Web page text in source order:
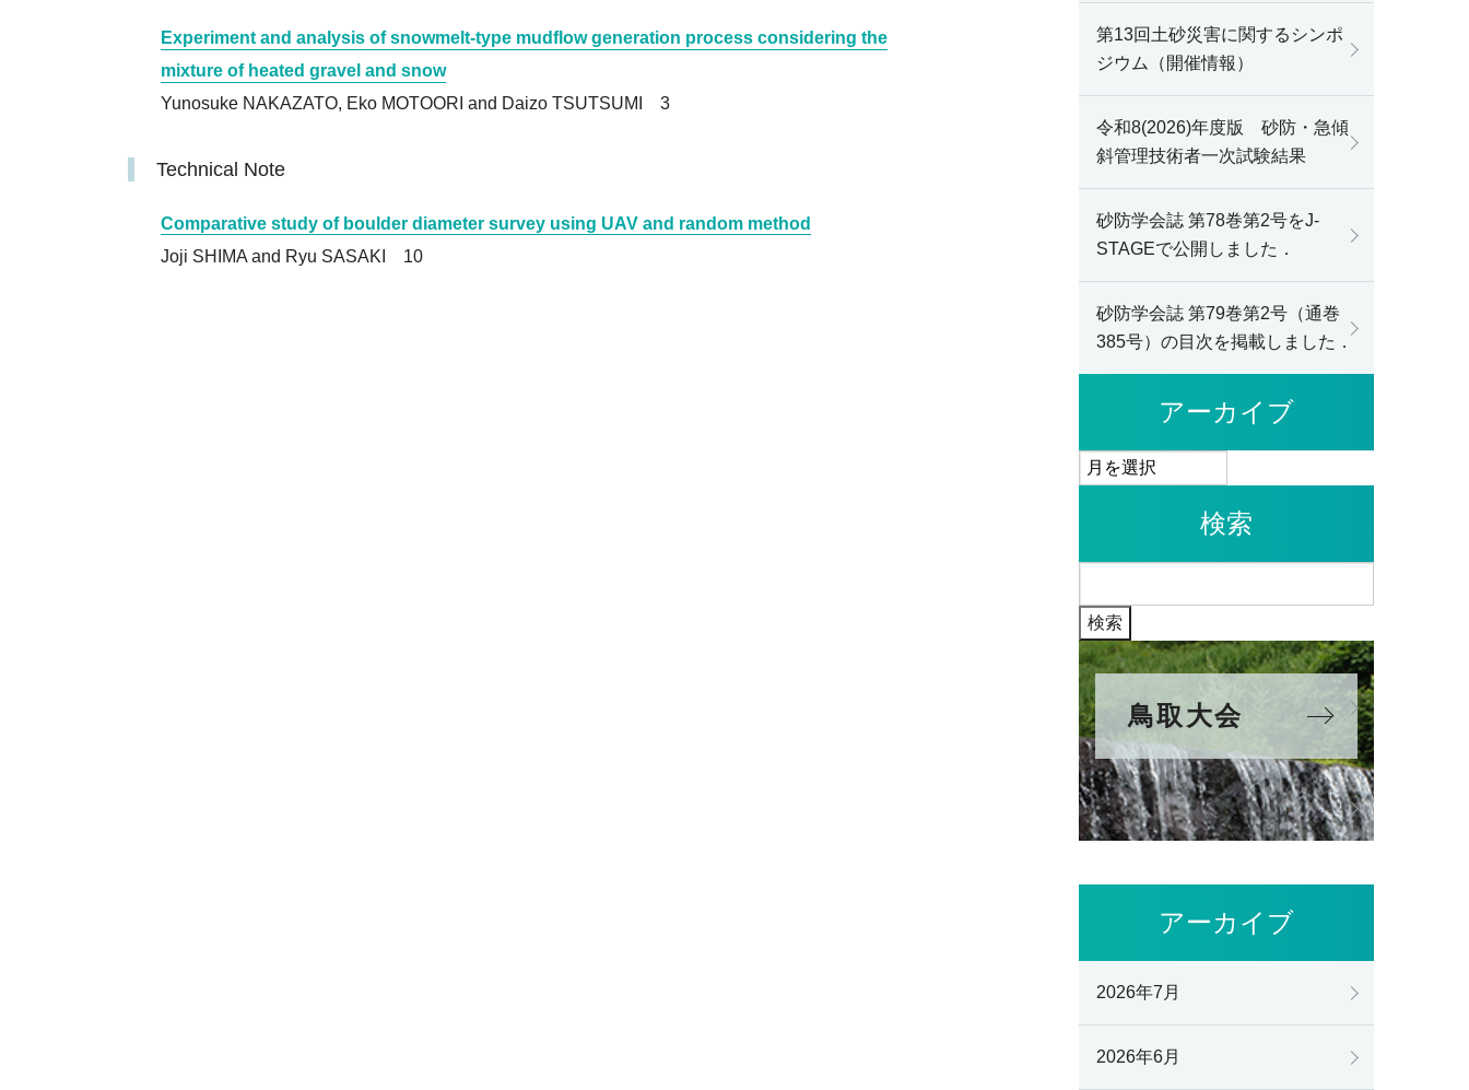
Experiment and analysis of snowmelt‐type mudflow generation process considering the
mixture of heated gravel and snow
Yunosuke NAKAZATO, Eko MOTOORI and Daizo TSUTSUMI 3
Technical Note
Comparative study of boulder diameter survey using UAV and random method
Joji SHIMA and Ryu SASAKI 10
第13回土砂災害に関するシンポ
ジウム（開催情報）
令和8(2026)年度版 砂防・急傾
斜管理技術者一次試験結果
砂防学会誌 第78巻第2号をJ-
STAGEで公開しました．
砂防学会誌 第79巻第2号（通巻
385号）の目次を掲載しました．
アーカイブ
ア
ー
検索
索:
鳥取大会
アーカイブ
2026年7月
2026年6月